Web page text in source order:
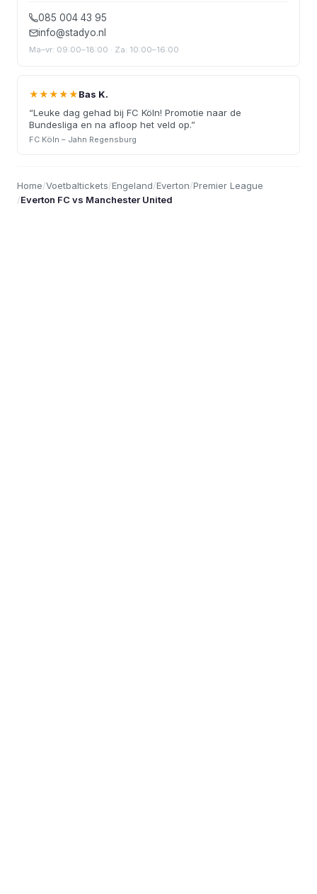
085 004 43 95
info@stadyo.nl
Ma–vr: 09:00–18:00 · Za: 10:00–16:00
★★★★★Bas K.
“Leuke dag gehad bij FC Köln! Promotie naar de
Bundesliga en na afloop het veld op.”
FC Köln – Jahn Regensburg
Home/Voetbaltickets/Engeland/Everton/Premier League
/Everton FC vs Manchester United